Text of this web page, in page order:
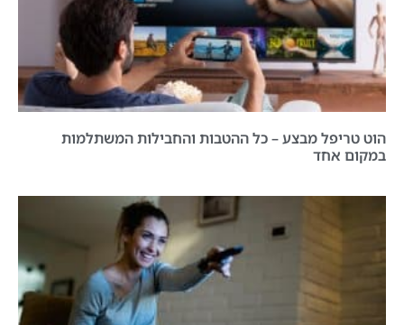
הוט טריפל מבצע – כל ההטבות והחבילות המשתלמות
במקום אחד